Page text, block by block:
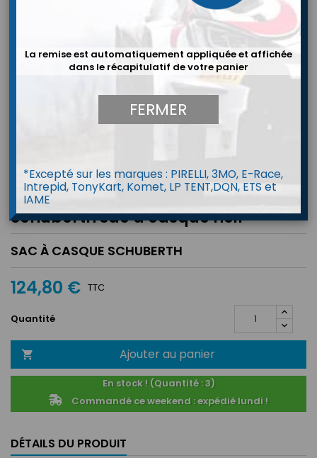
Schuberth sac à casque noir
SAC À CASQUE SCHUBERTH
124,80 € TTC
Quantité
 Ajouter au panier
En stock ! (Quantité : 3)
Commandé ce weekend : expédié lundi !
DÉTAILS DU PRODUIT
La remise est automatiquement appliquée et affichée
dans le récapitulatif de votre panier
FERMER
*Excepté sur les marques : PIRELLI, 3MO, E-Race,
Intrepid, TonyKart, Komet, LP TENT,DQN, ETS et
IAME